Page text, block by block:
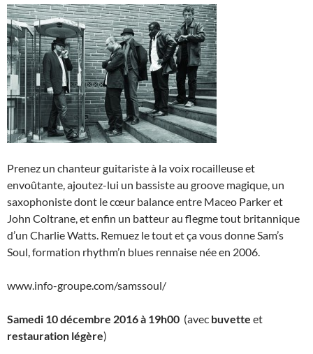
Prenez un chanteur guitariste à la voix rocailleuse et
envoûtante, ajoutez-lui un bassiste au groove magique, un
saxophoniste dont le cœur balance entre Maceo Parker et
John Coltrane, et enfin un batteur au flegme tout britannique
d’un Charlie Watts. Remuez le tout et ça vous donne Sam’s
Soul, formation rhythm’n blues rennaise née en 2006.
www.info-groupe.com/samssoul/
Samedi 10 décembre 2016 à 19h00 (avec buvette et
restauration légère)